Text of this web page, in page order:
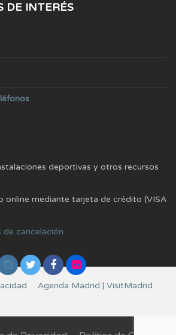
DE INTERÉS
deportivas y otros recursos
online mediante tarjeta de crédito (VISA
de cancelación
Agenda Madrid | VisitMadrid